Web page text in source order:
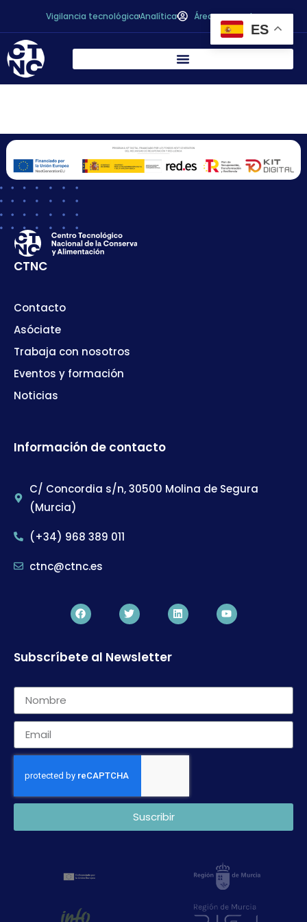
Vigilancia tecnológicaAnalítica Área personal
CTNC
Contacto
Asóciate
Trabaja con nosotros
Eventos y formación
Noticias
Información de contacto
C/ Concordia s/n, 30500 Molina de Segura
(Murcia)
(+34) 968 389 011
ctnc@ctnc.es
Subscríbete al Newsletter
Suscribir
ES